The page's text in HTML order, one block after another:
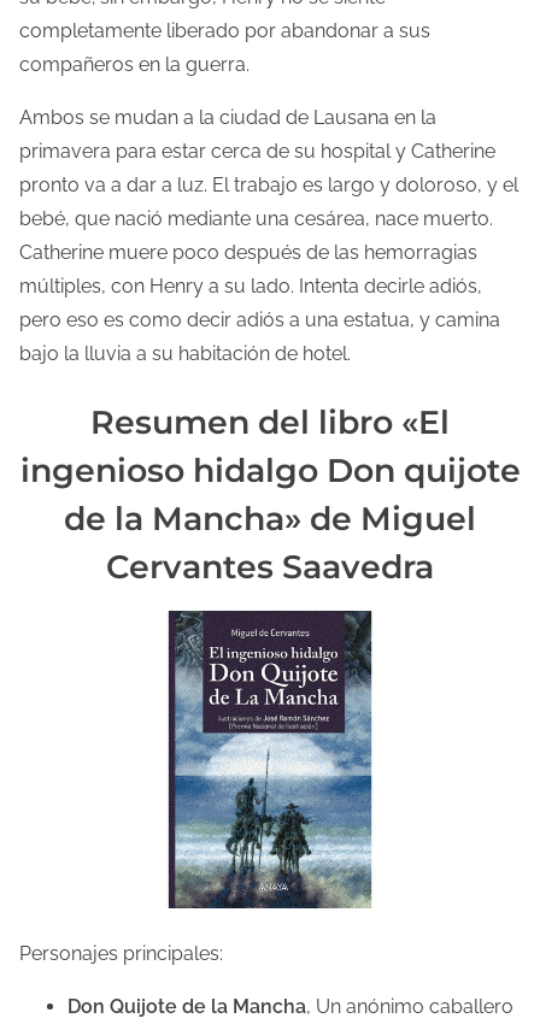
completamente liberado por abandonar a sus
compañeros en la guerra.
Ambos se mudan a la ciudad de Lausana en la
primavera para estar cerca de su hospital y Catherine
pronto va a dar a luz. El trabajo es largo y doloroso, y el
bebé, que nació mediante una cesárea, nace muerto.
Catherine muere poco después de las hemorragias
múltiples, con Henry a su lado. Intenta decirle adiós,
pero eso es como decir adiós a una estatua, y camina
bajo la lluvia a su habitación de hotel.
Resumen del libro «El
ingenioso hidalgo Don quijote
de la Mancha» de Miguel
Cervantes Saavedra
Personajes principales:
Don Quijote de la Mancha, Un anónimo caballero